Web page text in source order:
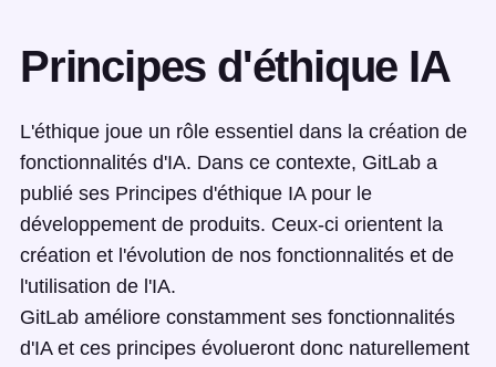
Principes d'éthique IA
L'éthique joue un rôle essentiel dans la création de
fonctionnalités d'IA. Dans ce contexte, GitLab a
publié ses Principes d'éthique IA pour le
développement de produits. Ceux-ci orientent la
création et l'évolution de nos fonctionnalités et de
l'utilisation de l'IA.
GitLab améliore constamment ses fonctionnalités
d'IA et ces principes évolueront donc naturellement